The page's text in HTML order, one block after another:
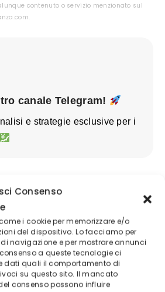
Consenso
i cookie per memorizzare e/o
del dispositivo. Lo facciamo per
navigazione e per mostrare annunci
a queste tecnologie ci
dati quali il comportamento di
su questo sito. Il mancato
consenso possono influire
contenuto o servizio menzionato sul
canale Telegram!
e strategie esclusive per i